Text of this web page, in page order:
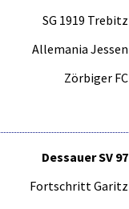
SG 1919 Trebitz
Allemania Jessen
Zörbiger FC
Dessauer SV 97
Fortschritt Garitz